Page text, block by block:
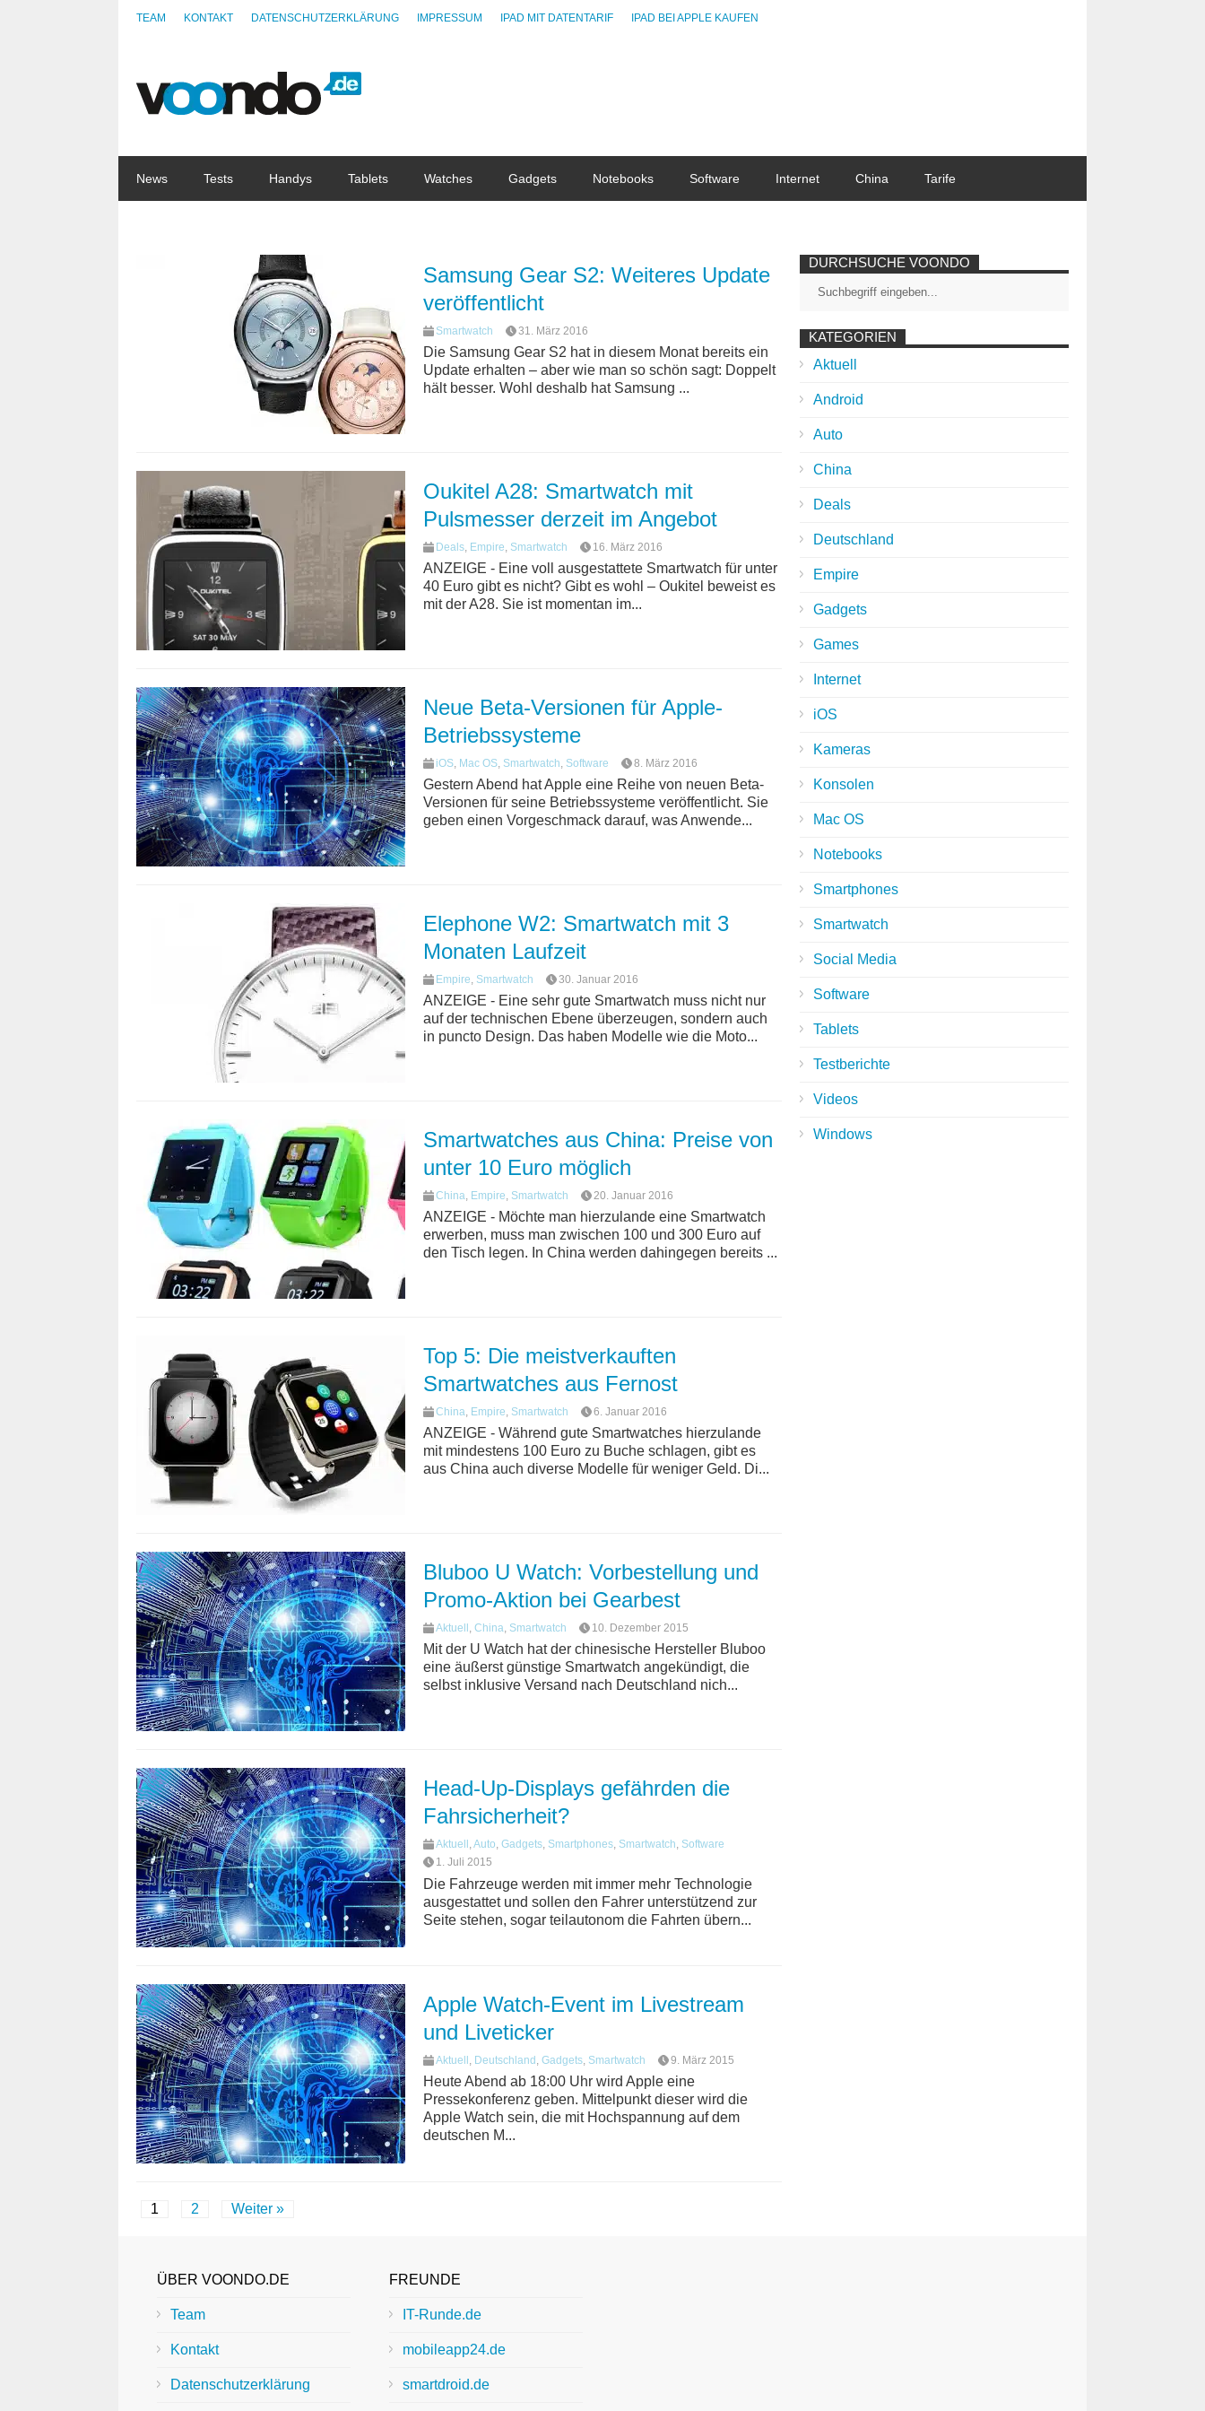
TEAM KONTAKT DATENSCHUTZERKLÄRUNG IMPRESSUM IPAD MIT DATENTARIF IPAD BEI APPLE KAUFEN
News Tests Handys Tablets Watches Gadgets Notebooks Software Internet China Tarife
Samsung Gear S2: Weiteres Update
veröffentlicht
Smartwatch 31. März 2016
Die Samsung Gear S2 hat in diesem Monat bereits ein
Update erhalten – aber wie man so schön sagt: Doppelt
hält besser. Wohl deshalb hat Samsung ...
Oukitel A28: Smartwatch mit
Pulsmesser derzeit im Angebot
Deals, Empire, Smartwatch 16. März 2016
ANZEIGE - Eine voll ausgestattete Smartwatch für unter
40 Euro gibt es nicht? Gibt es wohl – Oukitel beweist es
mit der A28. Sie ist momentan im...
Neue Beta-Versionen für Apple-
Betriebssysteme
iOS, Mac OS, Smartwatch, Software 8. März 2016
Gestern Abend hat Apple eine Reihe von neuen Beta-
Versionen für seine Betriebssysteme veröffentlicht. Sie
geben einen Vorgeschmack darauf, was Anwende...
Elephone W2: Smartwatch mit 3
Monaten Laufzeit
Empire, Smartwatch 30. Januar 2016
ANZEIGE - Eine sehr gute Smartwatch muss nicht nur
auf der technischen Ebene überzeugen, sondern auch
in puncto Design. Das haben Modelle wie die Moto...
Smartwatches aus China: Preise von
unter 10 Euro möglich
China, Empire, Smartwatch 20. Januar 2016
ANZEIGE - Möchte man hierzulande eine Smartwatch
erwerben, muss man zwischen 100 und 300 Euro auf
den Tisch legen. In China werden dahingegen bereits ...
Top 5: Die meistverkauften
Smartwatches aus Fernost
China, Empire, Smartwatch 6. Januar 2016
ANZEIGE - Während gute Smartwatches hierzulande
mit mindestens 100 Euro zu Buche schlagen, gibt es
aus China auch diverse Modelle für weniger Geld. Di...
Bluboo U Watch: Vorbestellung und
Promo-Aktion bei Gearbest
Aktuell , China, Smartwatch 10. Dezember 2015
Mit der U Watch hat der chinesische Hersteller Bluboo
eine äußerst günstige Smartwatch angekündigt, die
selbst inklusive Versand nach Deutschland nich...
Head-Up-Displays gefährden die
Fahrsicherheit?
Aktuell ,Auto, Gadgets, Smartphones, Smartwatch, Software
1. Juli 2015
Die Fahrzeuge werden mit immer mehr Technologie
ausgestattet und sollen den Fahrer unterstützend zur
Seite stehen, sogar teilautonom die Fahrten übern...
Apple Watch-Event im Livestream
und Liveticker
Aktuell , Deutschland , Gadgets, Smartwatch 9. März 2015
Heute Abend ab 18:00 Uhr wird Apple eine
Pressekonferenz geben. Mittelpunkt dieser wird die
Apple Watch sein, die mit Hochspannung auf dem
deutschen M...
1 2 Weiter »
DURCHSUCHE VOONDO
KATEGORIEN
Aktuell
Android
Auto
China
Deals
Deutschland
Empire
Gadgets
Games
Internet
iOS
Kameras
Konsolen
Mac OS
Notebooks
Smartphones
Smartwatch
Social Media
Software
Tablets
Testberichte
Videos
Windows
ÜBER VOONDO.DE
Team
Kontakt
Datenschutzerklärung
FREUNDE
IT-Runde.de
mobileapp24.de
smartdroid.de